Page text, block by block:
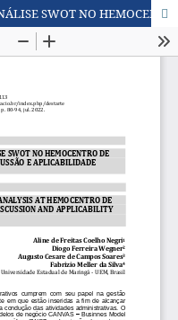
CONTRIBUIÇÕES DO CANVAS E ANÁLISE SWOT NO HEMOCENTRO DE LONDRINA-PR GESTÃO 2021